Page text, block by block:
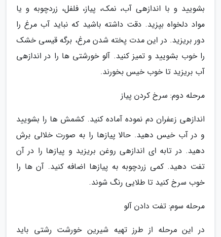
بشویید و با اندازهی آب، نمک، پیاز، فلفل، زردچوبه و یا
مواد دلخواه بپزید. دقت داشته باشید که نباید آب مرغ را
دور بریزید. در این مدت پخته شدن مرغ، برگه قیسی خشک
را خوب بشویید و تمیز کنید. آلو خورشتی ها را در اندازهی
آب بریزید تا خوب خیس بخورند.
مرحله دوم: سرخ کردن پیاز
اندازهی زعفران دم نموده آماده کنید. کشمش ها را بشویید
و در آب خیس دهید. حالا پیازها را به صورت خلالی برش
دهید. در تابه ای اندازهی روغن بریزید و پیازها را در آن
تفت دهید. کمی زردچوبه به پیازها اضافه کنید. آن ها را
خوب سرخ کنید تا طلایی رنگ شوند.
مرحله سوم: تفت دادن آلو
در این مرحله از طرز تهیه شیرین خورشت رشتی باید